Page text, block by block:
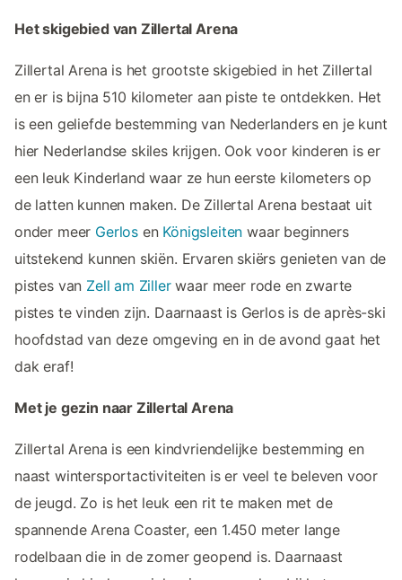
Het skigebied van Zillertal Arena
Zillertal Arena is het grootste skigebied in het Zillertal
en er is bijna 510 kilometer aan piste te ontdekken. Het
is een geliefde bestemming van Nederlanders en je kunt
hier Nederlandse skiles krijgen. Ook voor kinderen is er
een leuk Kinderland waar ze hun eerste kilometers op
de latten kunnen maken. De Zillertal Arena bestaat uit
onder meer Gerlos en Königsleiten waar beginners
uitstekend kunnen skiën. Ervaren skiërs genieten van de
pistes van Zell am Zillerwaar meer rode en zwarte
pistes te vinden zijn. Daarnaast is Gerlos is de après-ski
hoofdstad van deze omgeving en in de avond gaat het
dak eraf!
Met je gezin naar Zillertal Arena
Zillertal Arena is een kindvriendelijke bestemming en
naast wintersportactiviteiten is er veel te beleven voor
de jeugd. Zo is het leuk een rit te maken met de
spannende Arena Coaster, een 1.450 meter lange
rodelbaan die in de zomer geopend is. Daarnaast